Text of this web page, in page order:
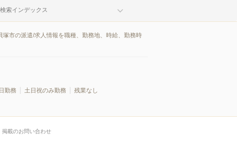
索インデックス
市の派遣/求人情報を職種、勤務地、時給、勤務時
勤務 土日祝のみ勤務
残業なし
掲載のお問い合わせ